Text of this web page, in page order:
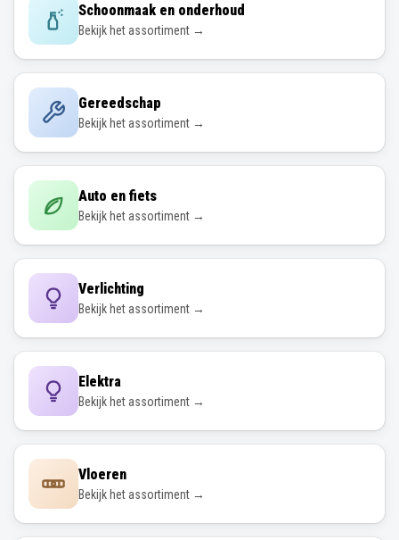
Schoonmaak en onderhoud
Bekijk het assortiment →
Gereedschap
Bekijk het assortiment →
Auto en fiets
Bekijk het assortiment →
Verlichting
Bekijk het assortiment →
Elektra
Bekijk het assortiment →
Vloeren
Bekijk het assortiment →